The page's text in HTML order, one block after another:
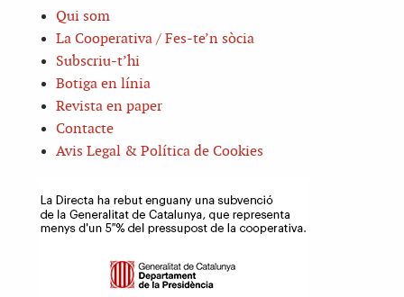
Qui som
La Cooperativa / Fes-te’n sòcia
Subscriu-t’hi
Botiga en línia
Revista en paper
Contacte
Avis Legal & Política de Cookies